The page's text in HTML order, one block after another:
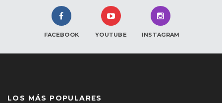
FACEBOOK YOUTUBE INSTAGRAM
LOS MÁS POPULARES